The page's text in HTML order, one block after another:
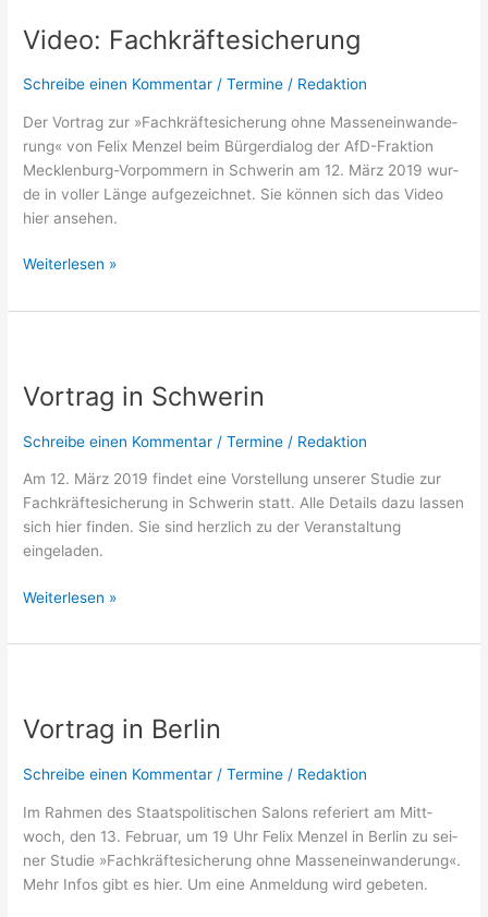
Video: Fachkräftesicherung
Schreibe einen Kommentar /Termine / Redaktion
Der Vor­trag zur »Fach­kräf­te­si­che­rung ohne Mas­sen­ein­wan­de­
rung« von Felix Men­zel beim Bür­ger­dia­log der AfD-Frak­­ti­on
Meck­­len­­burg-Vor­­­pom­­mern in Schwe­rin am 12. März 2019 wur­
de in vol­ler Län­ge auf­ge­zeich­net. Sie kön­nen sich das Video
hier ansehen.
Weiterlesen »
Vortrag in Schwerin
Schreibe einen Kommentar /Termine / Redaktion
Am 12. März 2019 fin­det eine Vor­stel­lung unse­rer Stu­die zur
Fach­kräf­te­si­che­rung in Schwe­rin statt. Alle Details dazu las­sen
sich hier fin­den. Sie sind herz­lich zu der Ver­an­stal­tung
eingeladen.
Schwerin
Weiterlesen »
Vortrag in Berlin
Schreibe einen Kommentar /Termine / Redaktion
Im Rah­men des Staats­po­li­ti­schen Salons refe­riert am Mitt­
woch, den 13. Febru­ar, um 19 Uhr Felix Men­zel in Ber­lin zu sei­
ner Stu­die »Fach­kräf­te­si­che­rung ohne Mas­sen­ein­wan­de­rung«.
Mehr Infos gibt es hier. Um eine Anmel­dung wird gebeten.
Berlin